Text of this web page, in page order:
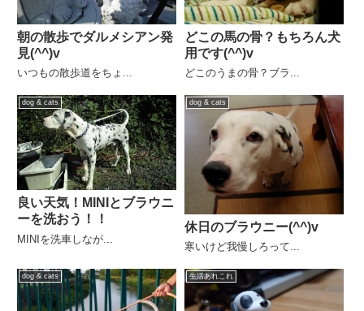
朝の散歩でダルメシアン発
見(^^)v
いつもの散歩道をちょ...
どこの馬の骨？もちろん犬
用です(^^)v
どこのうまの骨？ブラ...
dog & cats
良い天気！MINIとブラウニ
ーを洗おう！！
MINIを洗車しなが...
dog & cats
休日のブラウニー(^^)v
寒いけど我慢しろって...
dog & cats 生活あれこれ